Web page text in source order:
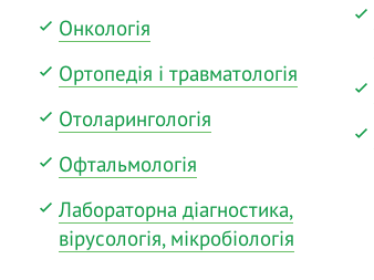
Онкологія
Ортопедія і травматологія
Отоларингологія
Офтальмологія
Лабораторна діагностика,
вірусологія, мікробіологія